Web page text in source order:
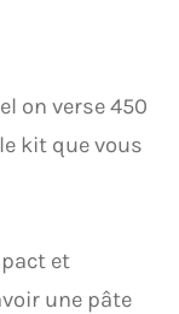
on verse 450
kit que vous
et
une pâte